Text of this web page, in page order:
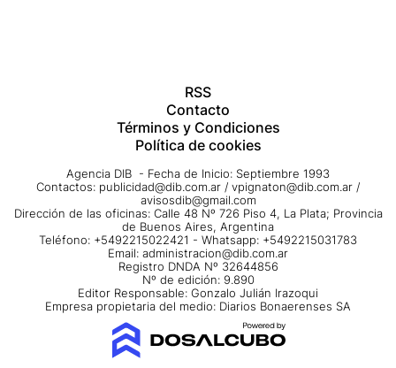
RSS
Contacto
Términos y Condiciones
Política de cookies
Agencia DIB - Fecha de Inicio: Septiembre 1993
Contactos: publicidad@dib.com.ar / vpignaton@dib.com.ar /
avisosdib@gmail.com
Dirección de las oficinas: Calle 48 Nº 726 Piso 4, La Plata; Provincia
de Buenos Aires, Argentina
Teléfono: +5492215022421 - Whatsapp: +5492215031783
Email: administracion@dib.com.ar
Registro DNDA Nº 32644856
Nº de edición: 9.890
Editor Responsable: Gonzalo Julián Irazoqui
Empresa propietaria del medio: Diarios Bonaerenses SA